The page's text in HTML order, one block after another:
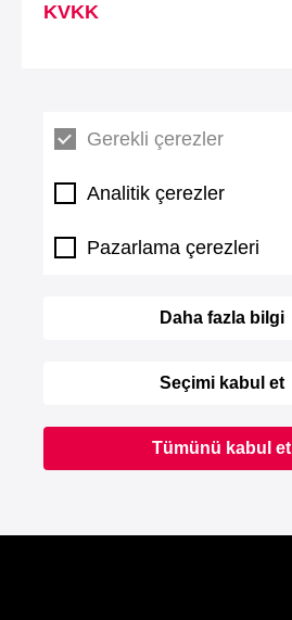
KVKK
Gerekli çerezler
Analitik çerezler
Pazarlama çerezleri
Daha fazla bilgi
Seçimi kabul et
Tümünü kabul et